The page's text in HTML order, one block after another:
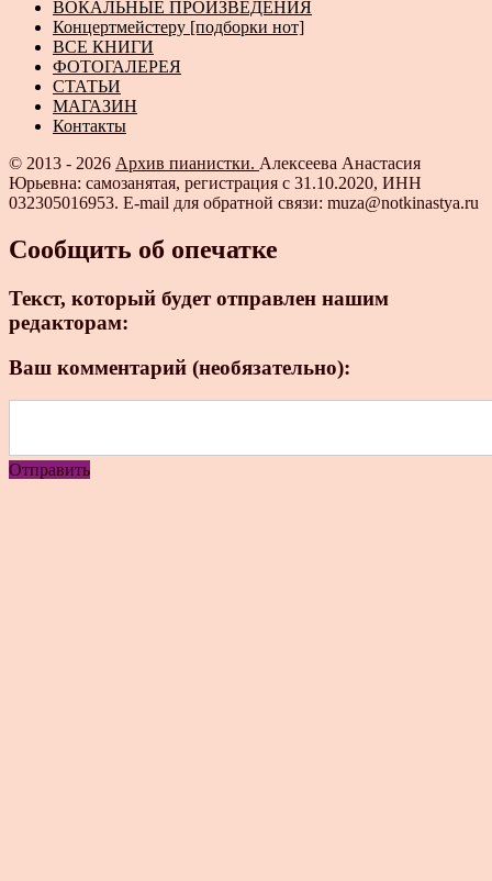
ВОКАЛЬНЫЕ ПРОИЗВЕДЕНИЯ
Концертмейстеру [подборки нот]
ВСЕ КНИГИ
ФОТОГАЛЕРЕЯ
СТАТЬИ
МАГАЗИН
Контакты
© 2013 - 2026 Архив пианистки. Алексеева Анастасия
Юрьевна: самозанятая, регистрация с 31.10.2020, ИНН
032305016953. E-mail для обратной связи: muza@notkinastya.ru
Сообщить об опечатке
Текст, который будет отправлен нашим
редакторам:
Ваш комментарий (необязательно):
Отправить